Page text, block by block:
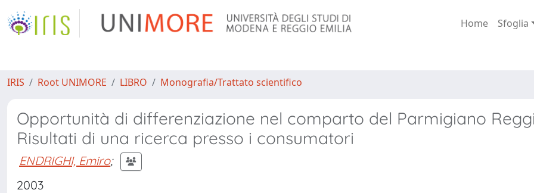
Home Sfoglia
IRIS Root UNIMORE LIBRO Monografia/Trattato scientifico
Opportunità di differenziazione nel comparto del Parmigiano
Risultati di una ricerca presso i consumatori
ENDRIGHI, Emiro;
2003